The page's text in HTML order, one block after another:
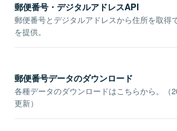
郵便番号・デジタルアドレスAPI
郵便番号とデジタルアドレスから住所を取得
を提供。
郵便番号データのダウンロード
各種データのダウンロードはこちらから。（
更新）